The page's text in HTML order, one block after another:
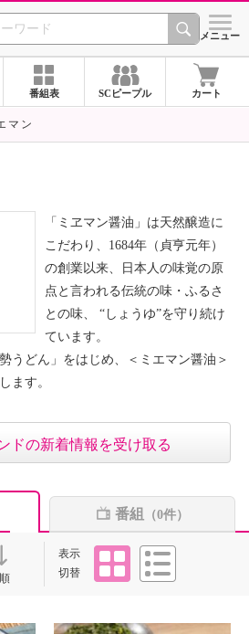
CHANNEL ショッ
メニュー
番組表 SCピープル カート
マン
「ミヱマン醤油」は天然醸造に
こだわり、1684年（貞亨元年）
の創業以来、日本人の味覚の原
点と言われる伝統の味・ふるさ
との味、 “しょうゆ”を守り続け
ています。
うどん」をはじめ、＜ミエマン醤油＞
ます。
ドの新着情報を受け取る
番組 （0件）
表示
切替
タイル